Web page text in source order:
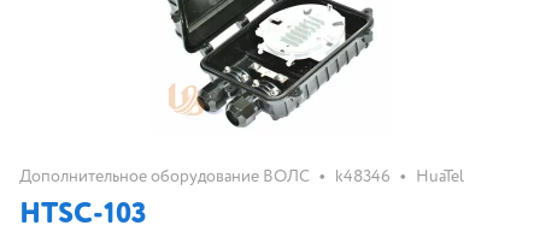
Дополнительное оборудование ВОЛС • k48346 • HuaTel
HTSC-103